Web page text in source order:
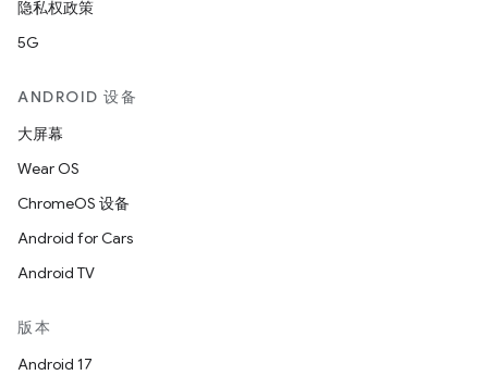
隐私权政策
5G
ANDROID 设备
大屏幕
Wear OS
ChromeOS 设备
Android for Cars
Android TV
版本
Android 17